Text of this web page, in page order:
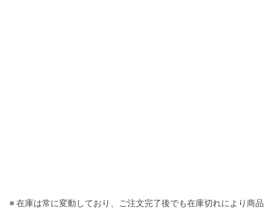
※ 在庫は常に変動しており、ご注文完了後でも在庫切れにより商品